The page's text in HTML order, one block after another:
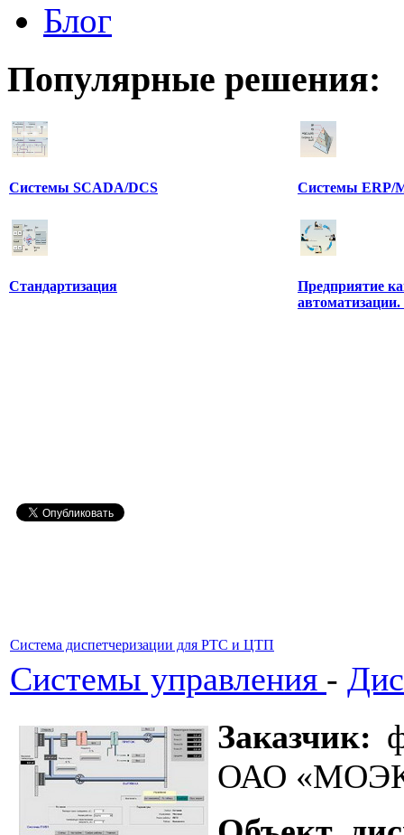
Блог
Популярные решения:
Системы SCADA/DCS Системы ERP/
Стандартизация
Предприятие
Система диспетчеризации для РТС и ЦТП
Системы управления -
Заказчик:
ОАО